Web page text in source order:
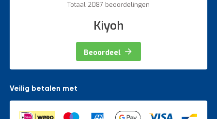
Totaal 2087 beoordelingen
Kiyoh
Beoordeel
Veilig betalen met